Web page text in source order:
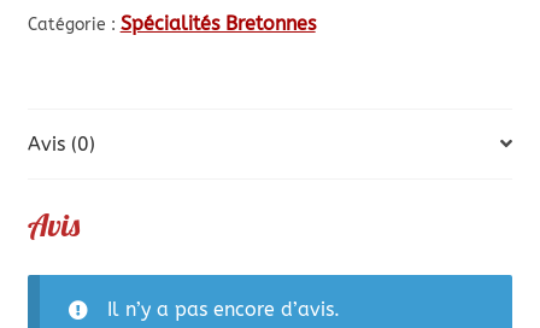
Catégorie : Spécialités Bretonnes
Avis (0)
Avis
Il n’y a pas encore d’avis.